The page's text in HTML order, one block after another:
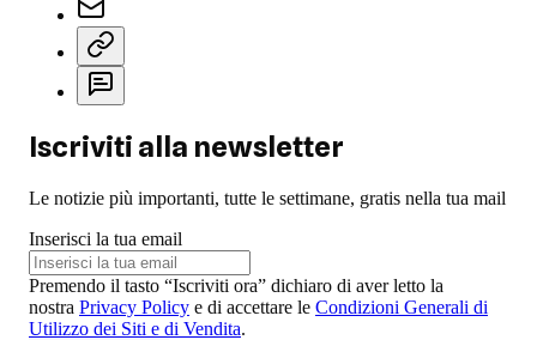
Iscriviti alla newsletter
Le notizie più importanti, tutte le settimane, gratis nella tua mail
Inserisci la tua email
Premendo il tasto “Iscriviti ora” dichiaro di aver letto la
nostra Privacy Policy e di accettare le Condizioni Generali di
Utilizzo dei Siti e di Vendita.